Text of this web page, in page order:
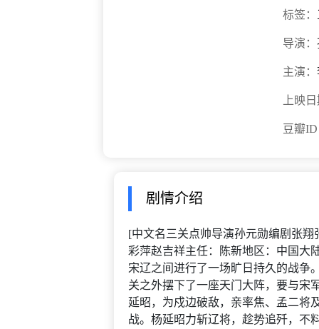
标签：
导演：
主演：
上映
豆瓣
剧情介绍
[中文名三关点帅导演孙元勋编剧张
彩萍赵吉祥主任：陈新地区：中国大
宋辽之间进行了一场旷日持久的战争
关之外摆下了一座天门大阵，要与宋
延昭，为戍边破敌，亲率焦、孟二将
战。杨延昭力斩辽将，趁势追歼，不